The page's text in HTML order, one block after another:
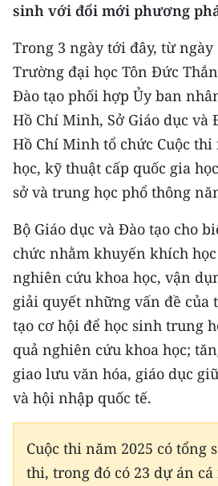
MỘT SẢN PHẨM
RADIO
MEDIA CENTER
E-Magazine
Media Chính trị
Media Kinh tế
Media Văn hóa
Media Xã hội
Media Pháp luật
Media Du lịch
Media Thế giới
sinh với đổi mới phương
Trong 3 ngày tới đây, từ ngày
Trường đại học Tôn Đức
Đào tạo phối hợp Ủy ban
Hồ Chí Minh, Sở Giáo dục và
Hồ Chí Minh tổ chức Cuộc
học, kỹ thuật cấp quốc gia
sở và trung học phổ thông
Bộ Giáo dục và Đào tạo cho
chức nhằm khuyến khích
nghiên cứu khoa học, vận
giải quyết những vấn đề của
tạo cơ hội để học sinh trung
quả nghiên cứu khoa học;
giao lưu văn hóa, giáo dục
và hội nhập quốc tế.
Cuộc thi năm 2025 có tổng
thi, trong đó có 23 dự án